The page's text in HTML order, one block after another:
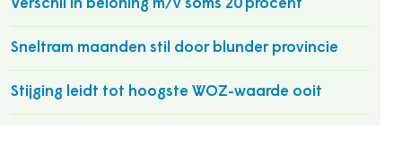
Verschil in beloning m/v soms 20 procent
Sneltram maanden stil door blunder provincie
Stijging leidt tot hoogste WOZ-waarde ooit